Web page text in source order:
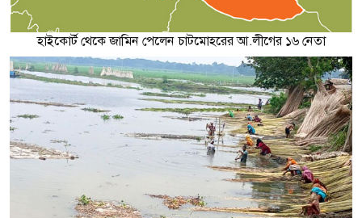
হাইকোর্ট থেকে জামিন পেলেন চাটমোহরের আ.লীগের ১৬ নেতা